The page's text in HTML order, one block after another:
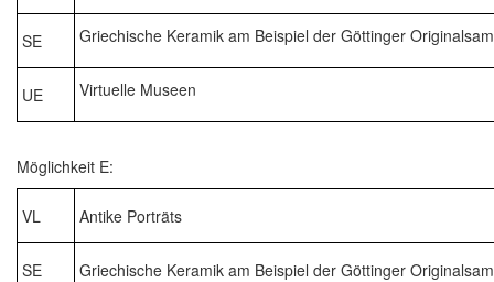
SE Griechische Keramik am Beispiel der Göttinger
UE Virtuelle Museen
Möglichkeit E:
VL Antike Porträts
SE Griechische Keramik am Beispiel der Göttinger